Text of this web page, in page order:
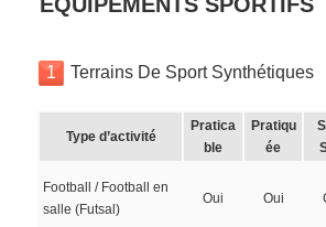
1 Terrains De Sport Synthétiques
Type d’activité
Pratica
ble
Pratiqu
ée
Football / Football en
salle (Futsal)
Oui Oui